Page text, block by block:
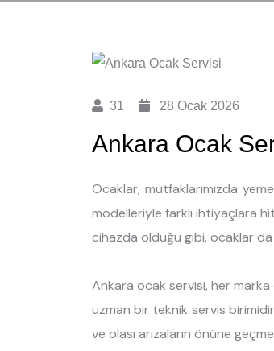
31 28 Ocak 2026
Ankara Ocak
Ocaklar, mutfaklarımızda
modelleriyle farklı ihtiyaçlara
cihazda olduğu gibi, ocaklar
Ankara ocak servisi, her marka
uzman bir teknik servis birimidir.
ve olası arızaların önüne